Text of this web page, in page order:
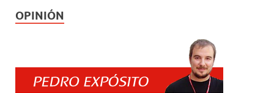
OPINIÓN